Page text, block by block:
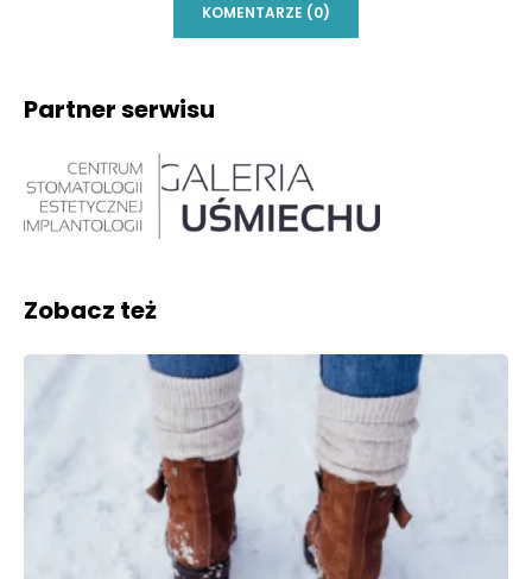
KOMENTARZE (0)
Partner serwisu
Zobacz też